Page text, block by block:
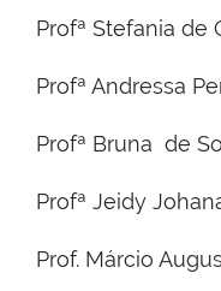
Profª Stefania de
Profª Andressa
Profª Bruna de
Profª Jeidy
Prof. Márcio